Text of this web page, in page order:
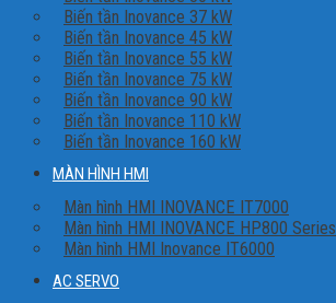
Biến tần Inovance 37 kW
Biến tần Inovance 45 kW
Biến tần Inovance 55 kW
Biến tần Inovance 75 kW
Biến tần Inovance 90 kW
Biến tần Inovance 110 kW
Biến tần Inovance 160 kW
MÀN HÌNH HMI
Màn hình HMI INOVANCE IT7000
Màn hình HMI INOVANCE HP800 Series
Màn hình HMI Inovance IT6000
AC SERVO